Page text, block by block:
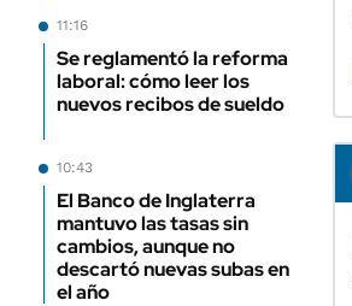
11:16
Se reglamentó la reforma
laboral: cómo leer los
nuevos recibos de sueldo
10:43
El Banco de Inglaterra
mantuvo las tasas sin
cambios, aunque no
descartó nuevas subas en
el año